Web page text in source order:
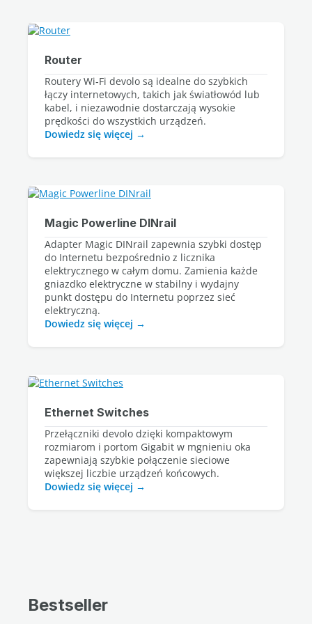
Router
Routery Wi‑Fi devolo są idealne do szybkich
łączy internetowych, takich jak światłowód lub
kabel, i niezawodnie dostarczają wysokie
Dowiedz się więcej
Magic Powerline DINrail
Adapter Magic DINrail zapewnia szybki dostęp
do Internetu bezpośrednio z licznika
elektrycznego w całym domu. Zamienia każde
gniazdko elektryczne w stabilny i wydajny
punkt dostępu do Internetu poprzez sieć
elektryczną.
Dowiedz się więcej
Ethernet Switches
Przełączniki devolo dzięki kompaktowym
rozmiarom i portom Gigabit w mgnieniu oka
zapewniają szybkie połączenie sieciowe
większej liczbie urządzeń końcowych.
Dowiedz się więcej
Bestseller